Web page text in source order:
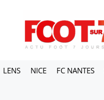
LENS NICE FC NANTES